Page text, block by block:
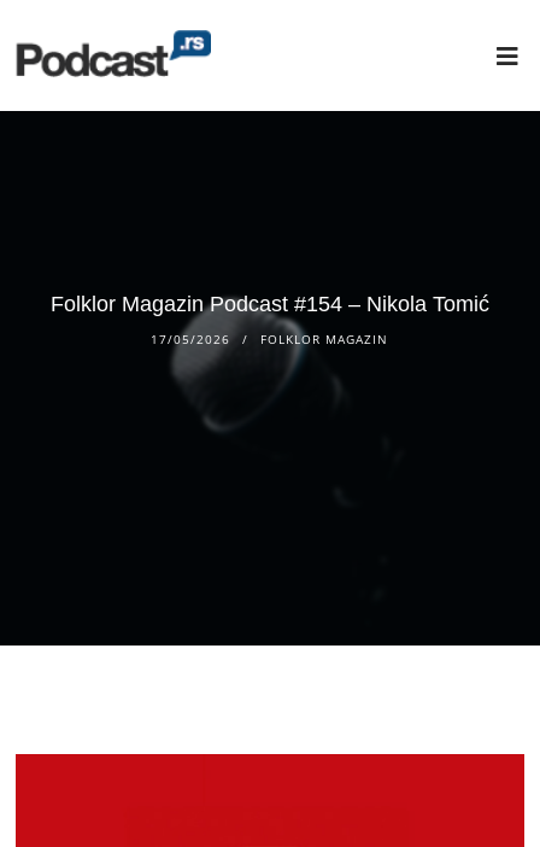
Folklor Magazin Podcast #154 – Nikola Tomić
17/05/2026 FOLKLOR MAGAZIN